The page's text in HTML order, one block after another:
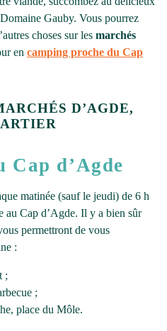
Gauby. Vous pourrez
choses sur les marchés
en camping proche du Cap
D’AGDE,
Cap d’Agde
matinée (sauf le jeudi) de 6 h
au Cap d’Agde. Il y a bien sûr
permettront de vous
:
;
;
place du Môle.